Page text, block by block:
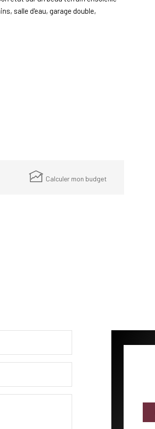
salle d'eau, garage double,
Calculer mon budget